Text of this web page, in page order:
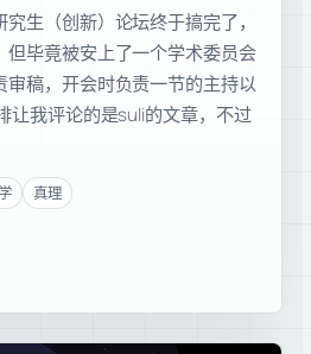
生（创新）论坛终于搞完了，
但毕竟被安上了一个学术委员会
审稿，开会时负责一节的主持以
让我评论的是suli的文章，不过
真理